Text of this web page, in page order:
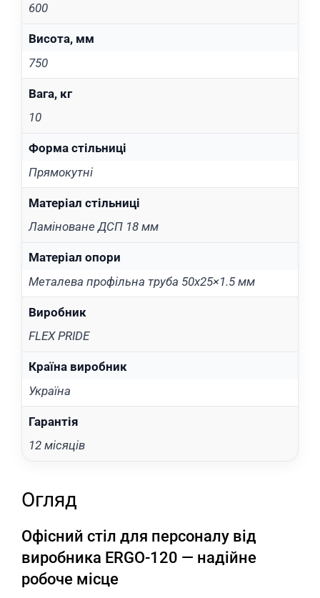
600
Висота, мм
750
Вага, кг
10
Форма стільниці
Прямокутні
Матеріал стільниці
Ламіноване ДСП 18 мм
Матеріал опори
Металева профільна труба 50х25×1.5 мм
Виробник
FLEX PRIDE
Країна виробник
Україна
Гарантія
12 місяців
Огляд
Офісний стіл для персоналу від
виробника ERGO-120 — надійне
робоче місце